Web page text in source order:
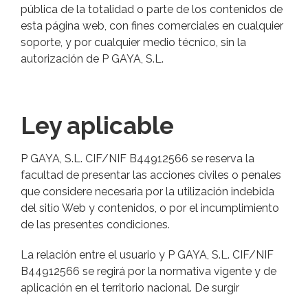
pública de la totalidad o parte de los contenidos de
esta página web, con fines comerciales en cualquier
soporte, y por cualquier medio técnico, sin la
autorización de P GAYA, S.L.
Ley aplicable
P GAYA, S.L. CIF/NIF B44912566 se reserva la
facultad de presentar las acciones civiles o penales
que considere necesaria por la utilización indebida
del sitio Web y contenidos, o por el incumplimiento
de las presentes condiciones.
La relación entre el usuario y P GAYA, S.L. CIF/NIF
B44912566 se regirá por la normativa vigente y de
aplicación en el territorio nacional. De surgir